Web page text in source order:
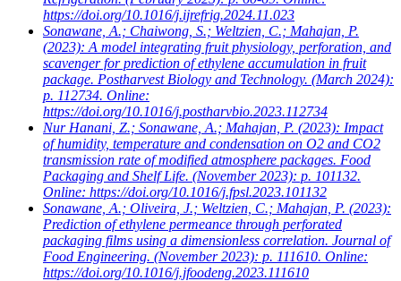
https://doi.org/10.1016/j.ijrefrig.2024.11.023
Sonawane, A.; Chaiwong, S.; Weltzien, C.; Mahajan, P.
(2023): A model integrating fruit physiology, perforation, and
scavenger for prediction of ethylene accumulation in fruit
package. Postharvest Biology and Technology. (March 2024):
p. 112734. Online:
https://doi.org/10.1016/j.postharvbio.2023.112734
Nur Hanani, Z.; Sonawane, A.; Mahajan, P. (2023): Impact
of humidity, temperature and condensation on O2 and CO2
transmission rate of modified atmosphere packages. Food
Packaging and Shelf Life. (November 2023): p. 101132.
Online: https://doi.org/10.1016/j.fpsl.2023.101132
Sonawane, A.; Oliveira, J.; Weltzien, C.; Mahajan, P. (2023):
Prediction of ethylene permeance through perforated
packaging films using a dimensionless correlation. Journal of
Food Engineering. (November 2023): p. 111610. Online:
https://doi.org/10.1016/j.jfoodeng.2023.111610